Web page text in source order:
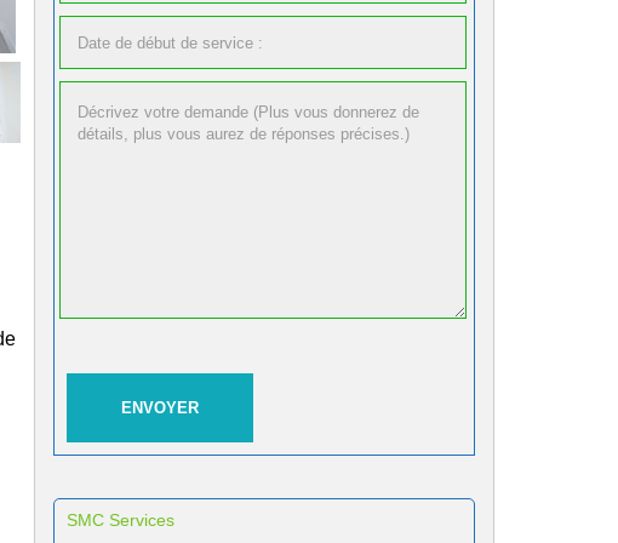
SMC Services